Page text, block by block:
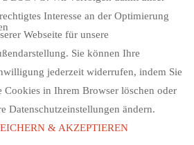
Interesse an der Optimierung
Webseite für unsere
Sie können Ihre
jederzeit widerrufen, indem Sie
Cookies in Ihrem Browser löschen oder
Datenschutzeinstellungen ändern.
& AKZEPTIEREN